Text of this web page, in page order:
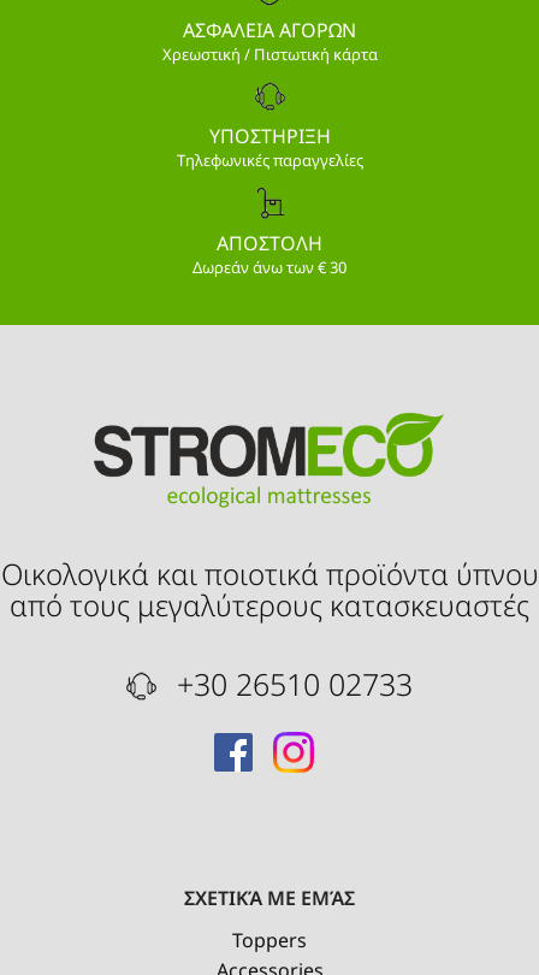
ΑΣΦΑΛΕΙΑ ΑΓΟΡΩΝ
Χρεωστική / Πιστωτική κάρτα
ΥΠΟΣΤΗΡΙΞΗ
Τηλεφωνικές παραγγελίες
ΑΠΟΣΤΟΛΗ
Δωρεάν άνω των € 30
Οικολογικά και ποιοτικά προϊόντα ύπνου
από τους μεγαλύτερους κατασκευαστές
+30 26510 02733
ΣΧΕΤΙΚΆ ΜΕ ΕΜΆΣ
Toppers